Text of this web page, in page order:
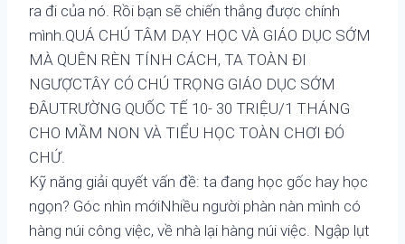
ra đi của nó. Rồi bạn sẽ chiến thắng được chính
mình.QUÁ CHÚ TÂM DẠY HỌC VÀ GIÁO DỤC SỚM
MÀ QUÊN RÈN TÍNH CÁCH, TA TOÀN ĐI
NGƯỢCTÂY CÓ CHÚ TRỌNG GIÁO DỤC SỚM
ĐÂUTRƯỜNG QUỐC TẾ 10- 30 TRIỆU/1 THÁNG
CHO MẦM NON VÀ TIỂU HỌC TOÀN CHƠI ĐÓ
CHỨ.
Kỹ năng giải quyết vấn đề: ta đang học gốc hay học
ngọn? Góc nhìn mớiNhiều người phàn nàn mình có
hàng núi công việc, về nhà lại hàng núi việc. Ngập lụt